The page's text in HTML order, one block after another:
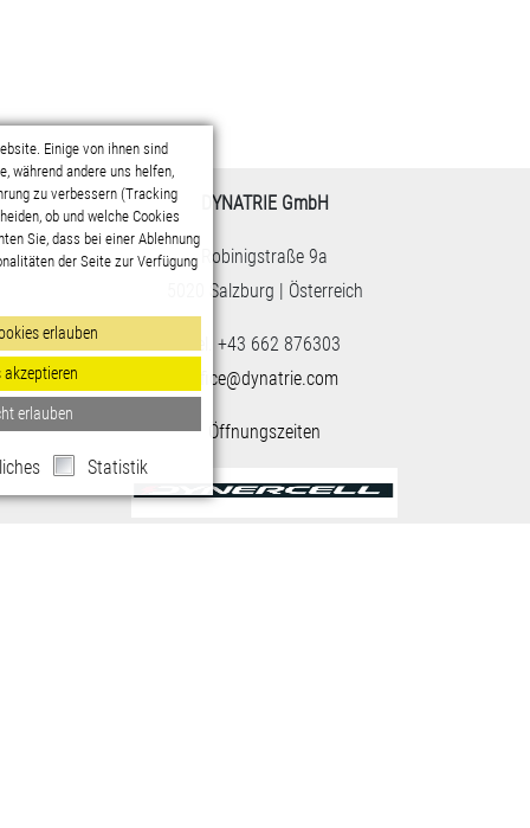
DYNATRIE GmbH
Robinigstraße 9a
5020 Salzburg | Österreich
Tel. +43 662 876303
office@dynatrie.com
Öffnungszeiten